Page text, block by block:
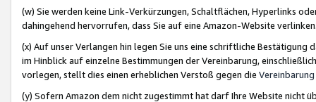
(w) Sie werden keine Link-Verkürzungen, Schaltflächen, Hyperlinks
dahingehend hervorrufen, dass Sie auf eine Amazon-Website
(x) Auf unser Verlangen hin legen Sie uns eine schriftliche
im Hinblick auf einzelne Bestimmungen der Vereinbarung,
vorlegen, stellt dies einen erheblichen Verstoß gegen die Vereinbarung
(y) Sofern Amazon dem nicht zugestimmt hat darf Ihre Website nicht